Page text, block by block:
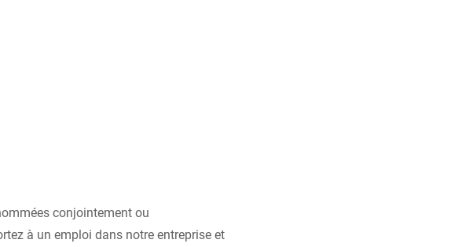
conjointement ou
à un emploi dans notre entreprise et